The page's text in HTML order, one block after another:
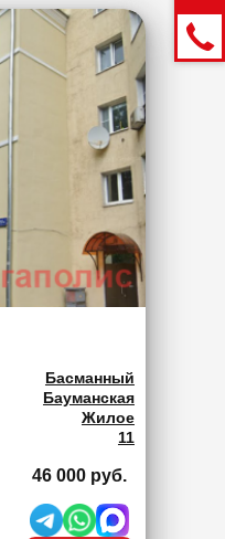
Басманный
Бауманская
Жилое
11
46 000 руб.